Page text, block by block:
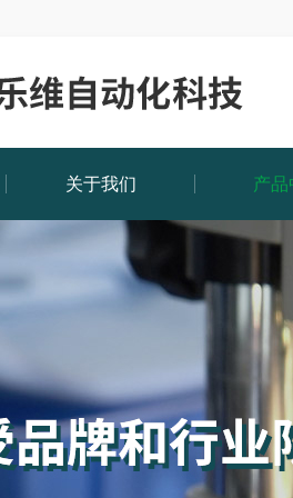
关于我们 产品